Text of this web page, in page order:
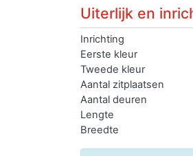
Uiterlijk en
Inrichting
Eerste kleur
Tweede kleur
Aantal zitplaatsen
Aantal deuren
Lengte
Breedte